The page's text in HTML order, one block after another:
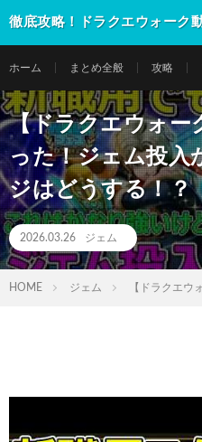
徹底攻略！ドラクエウォーク
ホーム まとめ全般 攻略
【ドラクエウォー
った！ジェム投入
ジはどうする！？
2026.03.26 ジェム
HOME ジェム 【ドラクエウ